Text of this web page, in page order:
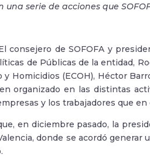
una serie de acciones que
consejero de SOFOFA y
de Públicas de la entidad,
y Homicidios (ECOH), Héctor
organizado en las distintas
y los trabajadores que
en diciembre pasado, la
donde se acordó